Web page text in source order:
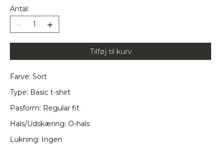
Antal:
Tilføj til kurv
Farve: Sort
Type: Basic t-shirt
Pasform: Regular fit
Hals/Udskæring: O-hals
Lukning: Ingen